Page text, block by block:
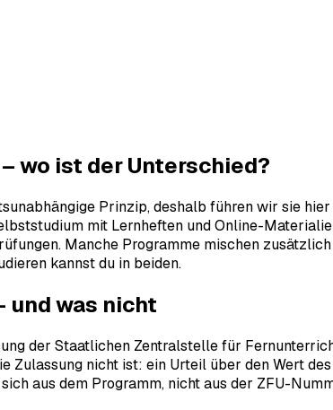
wo ist der Unterschied?
Prinzip, deshalb führen wir sie
mit Lernheften und Online-
Manche Programme mischen
kannst du in beiden.
und was nicht
der Staatlichen Zentralstelle für
nicht ist: ein Urteil über den Wert
aus dem Programm, nicht aus der ZFU-